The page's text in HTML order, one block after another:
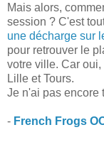
Mais alors,
session ? C'est
une décharge sur
pour retrouver le
votre ville. Car
Lille et Tours.
Je n'ai pas encore
- French Frogs